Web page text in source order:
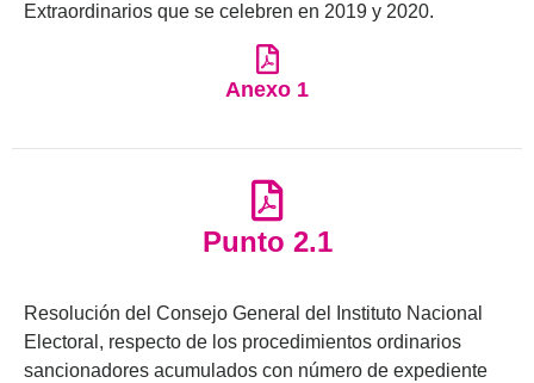
Extraordinarios que se celebren en 2019 y 2020.
Anexo 1
Punto 2.1
Resolución del Consejo General del Instituto Nacional
Electoral, respecto de los procedimientos ordinarios
sancionadores acumulados con número de expediente